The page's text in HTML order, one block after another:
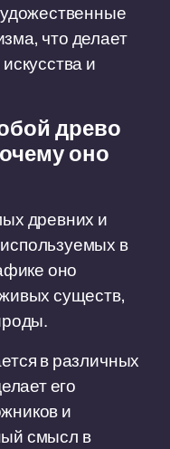
что делает
и
древо
оно
древних и
в
оно
существ,
в различных
его
и
смысл в